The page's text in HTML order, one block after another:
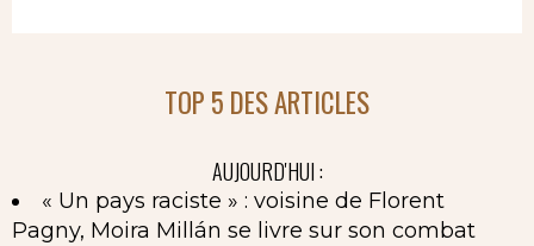
TOP 5 DES ARTICLES
AUJOURD'HUI :
« Un pays raciste » : voisine de Florent
Pagny, Moira Millán se livre sur son combat